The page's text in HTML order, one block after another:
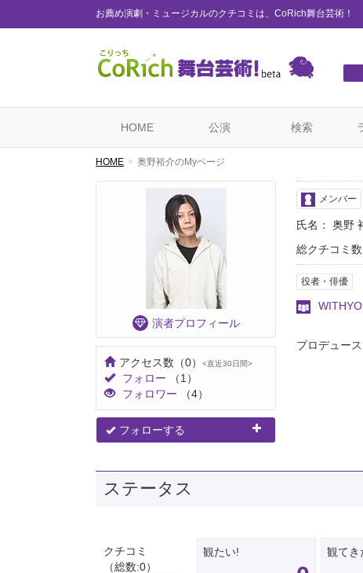
お薦め演劇・ミュージカルのクチコミは、CoRich舞台芸術！
HOME 公演 検索
HOME 奥野裕介のMyページ
演者プロフィール
アクセス数 （0） <直近30日間>
フォロー
（1）
フォロワー
（4）
フォローする
メンバー
氏名： 奥野
総クチコミ
役者・俳優
プロデュー
ステータス
クチコミ
（総数:0）
観たい! 観てき